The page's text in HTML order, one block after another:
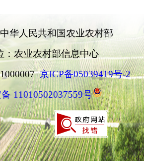
华人民共和国农业农村部
：农业农村部信息中心
京ICP备05039419号-2
11010502037559号